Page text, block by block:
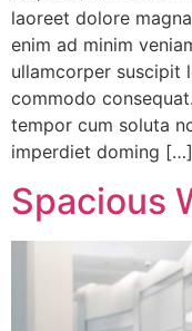
laoreet dolore
enim ad minim
ullamcorper suscipit
commodo
tempor cum soluta
imperdiet doming […]
Spacious